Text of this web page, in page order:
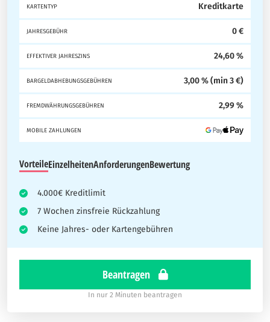
KARTENTYP Kreditkarte
JAHRESGEBÜHR 0 €
EFFEKTIVER JAHRESZINS 24,60 %
BARGELDABHEBUNGSGEBÜHREN 3,00 % (min 3 €)
FREMDWÄHRUNGSGEBÜHREN 2,99 %
MOBILE ZAHLUNGEN
VorteileEinzelheitenAnforderungenBewertung
4.000€ Kreditlimit
7 Wochen zinsfreie Rückzahlung
Keine Jahres- oder Kartengebühren
Beantragen
In nur 2 Minuten beantragen